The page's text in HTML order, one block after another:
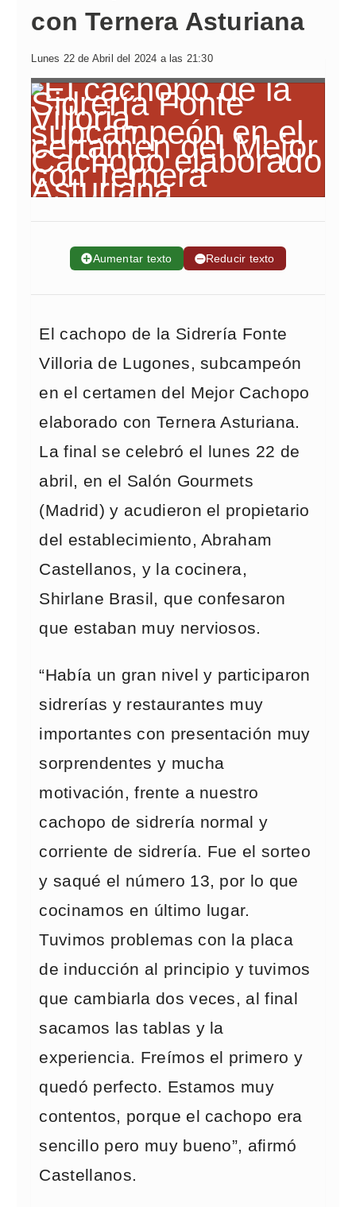
con Ternera Asturiana
Lunes 22 de Abril del 2024 a las 21:30
➕Aumentar texto ➖Reducir texto
El cachopo de la Sidrería Fonte
Villoria de Lugones, subcampeón
en el certamen del Mejor Cachopo
elaborado con Ternera Asturiana.
La final se celebró el lunes 22 de
abril, en el Salón Gourmets
(Madrid) y acudieron el propietario
del establecimiento, Abraham
Castellanos, y la cocinera,
Shirlane Brasil, que confesaron
que estaban muy nerviosos.
“Había un gran nivel y participaron
sidrerías y restaurantes muy
importantes con presentación muy
sorprendentes y mucha
motivación, frente a nuestro
cachopo de sidrería normal y
corriente de sidrería. Fue el sorteo
y saqué el número 13, por lo que
cocinamos en último lugar.
Tuvimos problemas con la placa
de inducción al principio y tuvimos
que cambiarla dos veces, al final
sacamos las tablas y la
experiencia. Freímos el primero y
quedó perfecto. Estamos muy
contentos, porque el cachopo era
sencillo pero muy bueno”, afirmó
Castellanos.